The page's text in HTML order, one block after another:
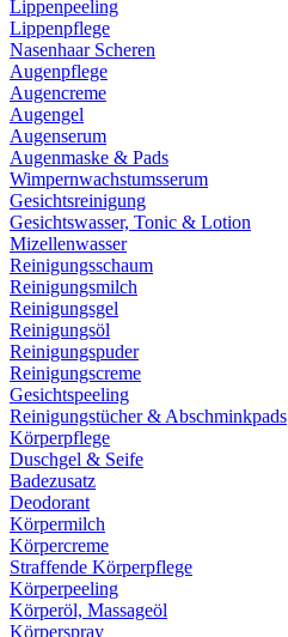
Lippenpeeling
Lippenpflege
Nasenhaar Scheren
Augenpflege
Augencreme
Augengel
Augenserum
Augenmaske & Pads
Wimpernwachstumsserum
Gesichtsreinigung
Gesichtswasser, Tonic & Lotion
Mizellenwasser
Reinigungsschaum
Reinigungsmilch
Reinigungsgel
Reinigungsöl
Reinigungspuder
Reinigungscreme
Gesichtspeeling
Reinigungstücher & Abschminkpads
Körperpflege
Duschgel & Seife
Badezusatz
Deodorant
Körpermilch
Körpercreme
Straffende Körperpflege
Körperpeeling
Körperöl, Massageöl
Körperspray